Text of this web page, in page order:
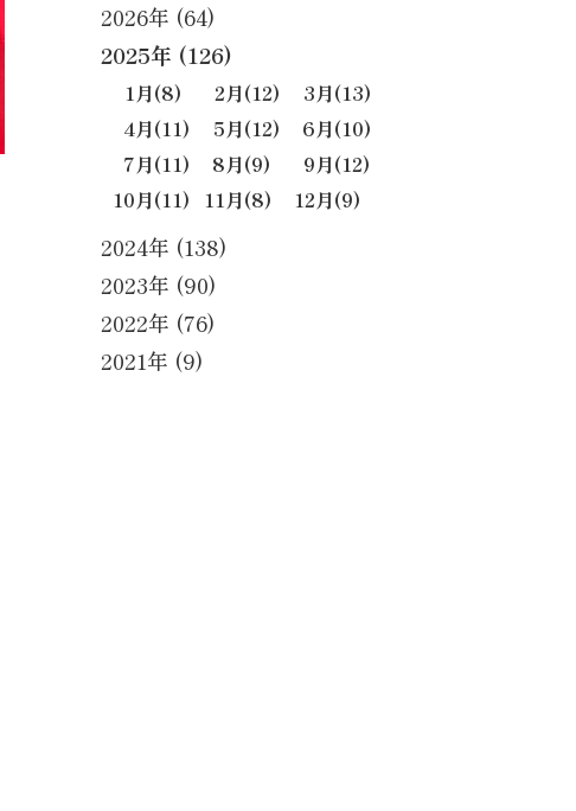
2026年 (64)
2025年 (126)
1月(8) 2月(12) 3月(13)
4月(11) 5月(12) 6月(10)
7月(11) 8月(9) 9月(12)
10月(11) 11月(8) 12月(9)
2024年 (138)
2023年 (90)
2022年 (76)
2021年 (9)